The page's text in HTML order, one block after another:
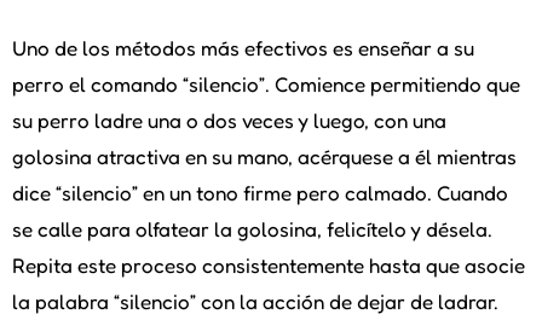
Uno de los métodos más efectivos es enseñar a su
perro el comando “silencio”. Comience permitiendo que
su perro ladre una o dos veces y luego, con una
golosina atractiva en su mano, acérquese a él mientras
dice “silencio” en un tono firme pero calmado. Cuando
se calle para olfatear la golosina, felicítelo y désela.
Repita este proceso consistentemente hasta que asocie
la palabra “silencio” con la acción de dejar de ladrar.